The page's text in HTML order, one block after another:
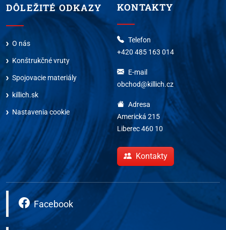
DÔLEŽITÉ ODKAZY
O nás
Konštrukčné vruty
Spojovacie materiály
killich.sk
Nastavenia cookie
KONTAKTY
Telefon
+420 485 163 014
E-mail
obchod@killich.cz
Adresa
Americká 215
Liberec 460 10
Kontakty
Facebook